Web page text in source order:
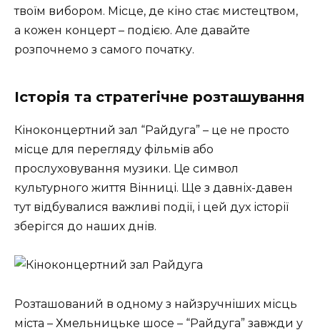
твоїм вибором. Місце, де кіно стає мистецтвом,
а кожен концерт – подією. Але давайте
розпочнемо з самого початку.
Історія та стратегічне розташування
Кіноконцертний зал “Райдуга” – це не просто
місце для перегляду фільмів або
прослуховування музики. Це символ
культурного життя Вінниці. Ще з давніх-давен
тут відбувалися важливі події, і цей дух історії
зберігся до наших днів.
Розташований в одному з найзручніших місць
міста – Хмельницьке шосе – “Райдуга” завжди у